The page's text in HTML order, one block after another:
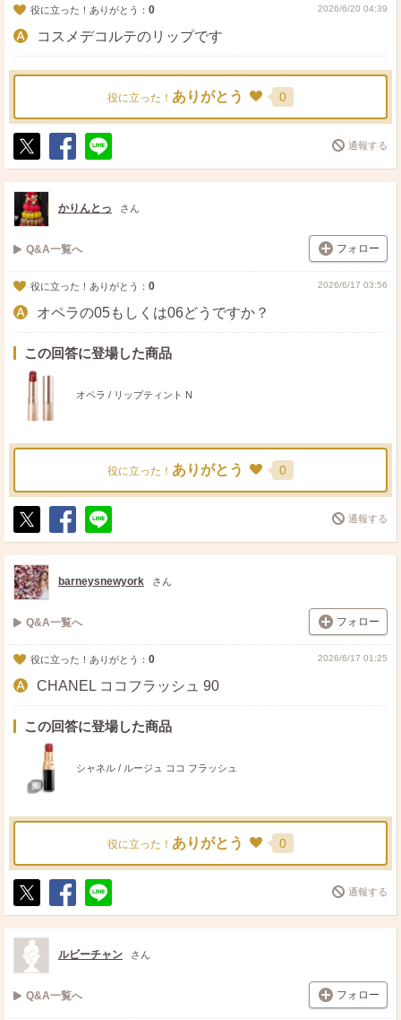
役に立った！ありがとう： 0 2026/6/20 04:39
コスメデコルテのリップです
役に立った！ ありがとう 0
ポ
ス
ト
シ
ェ
送
る
通報する
かりんとっ さん
Q&A一覧へ フォロー
役に立った！ありがとう： 0 2026/6/17 03:56
オペラの05もしくは06どうですか？
この回答に登場した商品
オペラ / リップティント N
役に立った！ ありがとう 0
ポ
ス
ト
シ
ェ
送
る
通報する
barneysnewyork さん
Q&A一覧へ フォロー
役に立った！ありがとう： 0 2026/6/17 01:25
CHANEL ココフラッシュ 90
この回答に登場した商品
シャネル / ルージュ ココ フラッシュ
役に立った！ ありがとう 0
ポ
ス
ト
シ
ェ
送
る
通報する
ルビーチャン さん
Q&A一覧へ フォロー